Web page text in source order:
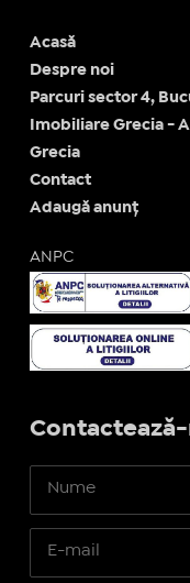
Acasă
Despre noi
Parcuri sector 4,
Imobiliare Grecia -
Grecia
Contact
Adaugă anunț
ANPC